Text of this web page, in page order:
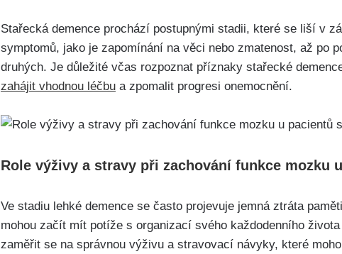
Stařecká demence prochází postupnými stadii, které se liší v
symptomů, jako je zapomínání na věci nebo zmatenost, až po
druhých. Je důležité včas rozpoznat příznaky stařecké
zahájit vhodnou léčbu a zpomalit progresi onemocnění.
Role výživy a stravy při zachování funkce mozku
Ve stadiu lehké demence se často projevuje jemná ztráta
mohou začít mít potíže s organizací svého každodenního
zaměřit se na správnou výživu a stravovací návyky, které